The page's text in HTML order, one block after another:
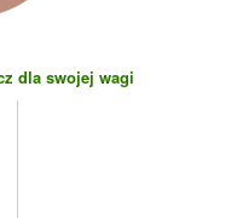
dla swojej wagi